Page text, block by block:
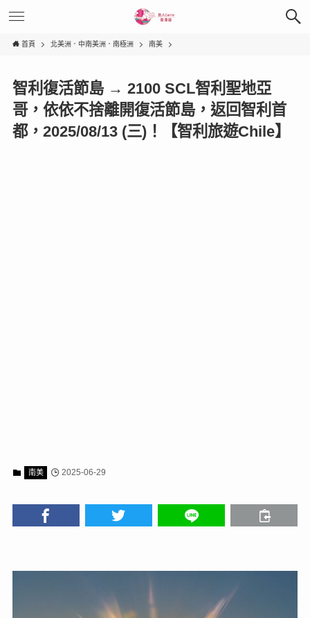
首頁 北美洲．中南美洲．南極洲 南美
智利復活節島 → 2100 SCL智利聖地亞
哥，依依不捨離開復活節島，返回智利首
都，2025/08/13 (三)！【智利旅遊Chile】
南美 2025-06-29